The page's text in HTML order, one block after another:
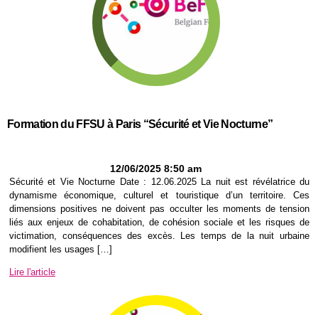
Formation du FFSU à Paris “Sécurité et Vie Nocturne”
12/06/2025 8:50 am
Sécurité et Vie Nocturne Date : 12.06.2025 La nuit est révélatrice du
dynamisme économique, culturel et touristique d’un territoire. Ces
dimensions positives ne doivent pas occulter les moments de tension
liés aux enjeux de cohabitation, de cohésion sociale et les risques de
victimation, conséquences des excès. Les temps de la nuit urbaine
modifient les usages […]
Lire l'article